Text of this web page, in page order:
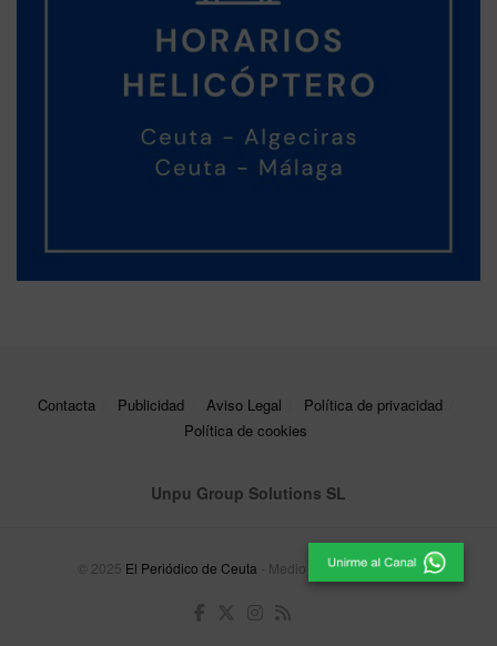
Contacta Publicidad Aviso Legal
Política de privacidad
Política de cookies
Unpu Group Solutions SL
© 2025 El Periódico de Ceuta - Medio de Comunicación